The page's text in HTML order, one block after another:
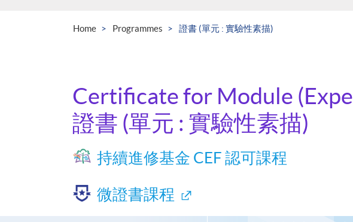
Home Programmes 證書 (單元 : 實驗性素描)
Certificate for Module
證書 (單元 : 實驗性素描)
持續進修基金 CEF 認可課程
微證書課程